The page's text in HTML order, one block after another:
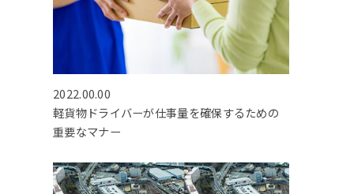
2022.00.00
軽貨物ドライバーが仕事量を確保するための
重要なマナー